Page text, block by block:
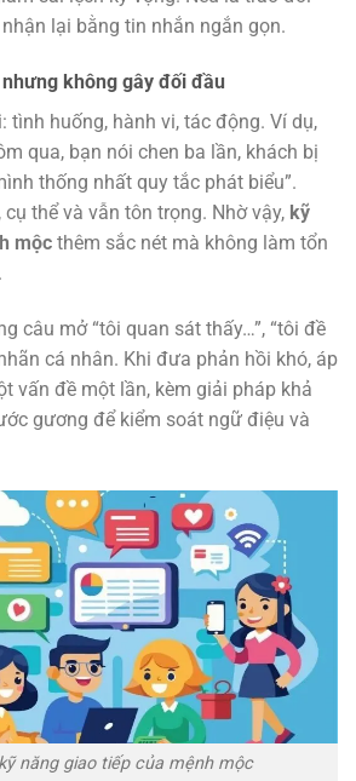
lại bằng tin nhắn ngắn gọn.
không gây đối đầu
tình huống, hành vi, tác động. Ví dụ,
qua, bạn nói chen ba lần, khách bị
thống nhất quy tắc phát biểu”.
thể và vẫn tôn trọng. Nhờ vậy, kỹ
mộc thêm sắc nét mà không làm tổn
câu mở “tôi quan sát thấy…”, “tôi đề
cá nhân. Khi đưa phản hồi khó, áp
vấn đề một lần, kèm giải pháp khả
gương để kiểm soát ngữ điệu và
năng giao tiếp của mệnh mộc